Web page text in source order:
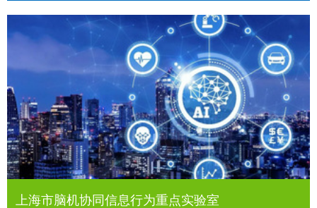
上海市脑机协同信息行为重点实验室